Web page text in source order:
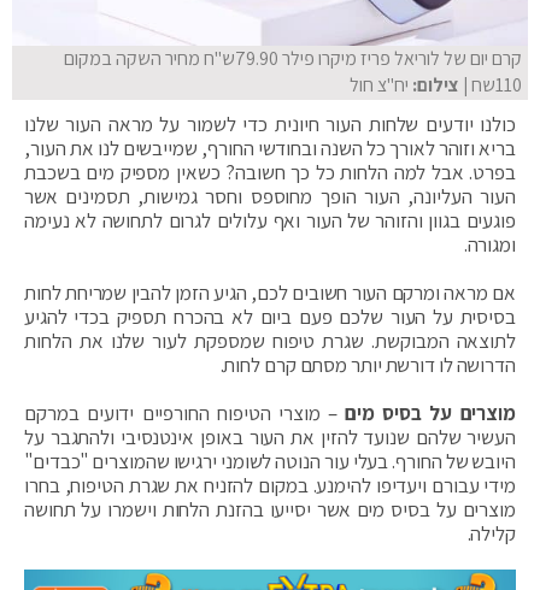
קרם יום של לוריאל פריז מיקרו פילר 79.90ש"ח מחיר השקה במקום
110שח
| צילום: יח"צ חול
כולנו יודעים שלחות העור חיונית כדי לשמור על מראה העור שלנו
בריא וזוהר לאורך כל השנה ובחודשי החורף, שמייבשים לנו את העור,
בפרט. אבל למה הלחות כל כך חשובה? כשאין מספיק מים בשכבת
העור העליונה, העור הופך מחוספס וחסר גמישות, תסמינים אשר
פוגעים בגוון והזוהר של העור ואף עלולים לגרום לתחושה לא נעימה
ומגורה.
אם מראה ומרקם העור חשובים לכם, הגיע הזמן להבין שמריחת לחות
בסיסית על העור שלכם פעם ביום לא בהכרח תספיק בכדי להגיע
לתוצאה המבוקשת. שגרת טיפוח שמספקת לעור שלנו את הלחות
הדרושה לו דורשת יותר מסתם קרם לחות.
מוצרים על בסיס מים– מוצרי הטיפוח החורפיים ידועים במרקם
העשיר שלהם שנועד להזין את העור באופן אינטנסיבי ולהתגבר על
היובש של החורף. בעלי עור הנוטה לשומני ירגישו שהמוצרים "כבדים"
מידי עבורם ויעדיפו להימנע. במקום להזניח את שגרת הטיפוח, בחרו
מוצרים על בסיס מים אשר יסייעו בהזנת הלחות וישמרו על תחושה
קלילה.